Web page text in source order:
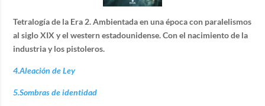
Tetralogía de la Era 2. Ambientada en una época con paralelismos
al siglo XIX y el western estadounidense. Con el nacimiento de la
industria y los pistoleros.
4.Aleación de Ley
5.Sombras de identidad